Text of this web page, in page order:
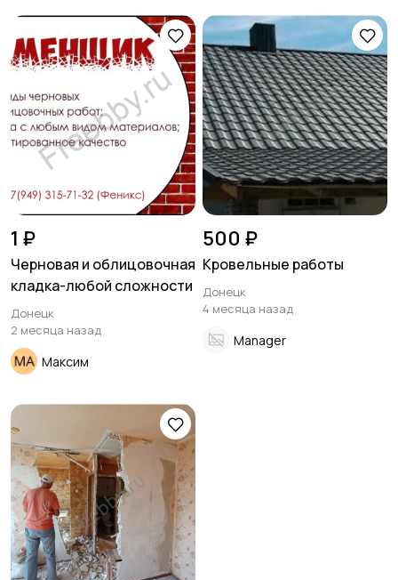
1 ₽
Черновая и облицовочная
кладка-любой сложности
Донецк
2 месяца назад
Максим
500 ₽
Кровельные работы
Донецк
4 месяца назад
Manager